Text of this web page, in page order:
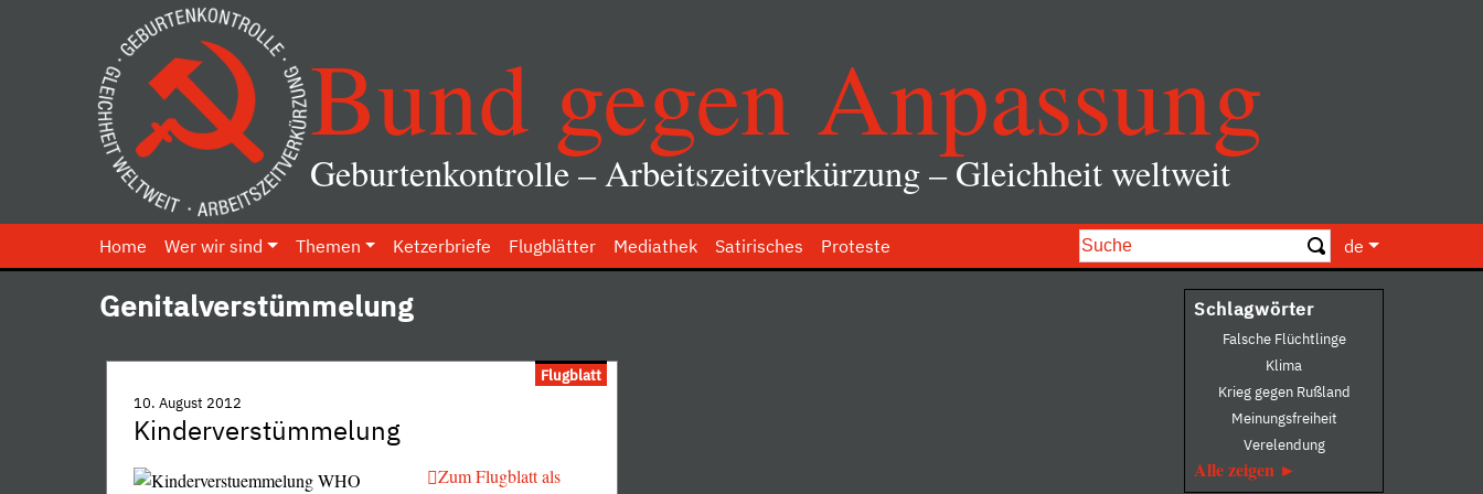
Bund gegen Anpassung
Geburtenkontrolle – Arbeitszeitverkürzung – Gleichheit weltweit
Home Wer wir sind Themen Ketzerbriefe Flugblätter Mediathek Satirisches Proteste de
Genitalverstümmelung
Flugblatt
10. August 2012
Kinderverstümmelung
Zum Flugblatt als
Schlagwörter
Falsche Flüchtlinge
Klima
Krieg gegen Rußland
Meinungsfreiheit
Verelendung
Alle zeigen